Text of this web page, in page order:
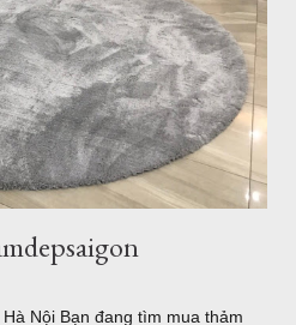
Thảm Đẹp Sài Gòn chưa có
các bạn có thể đặt hàng trực
tại website:
hoặc đọc thông tin chi tiết về
Bạn đang kiếm nơi ...
Nội Bạn đang tìm mua thảm